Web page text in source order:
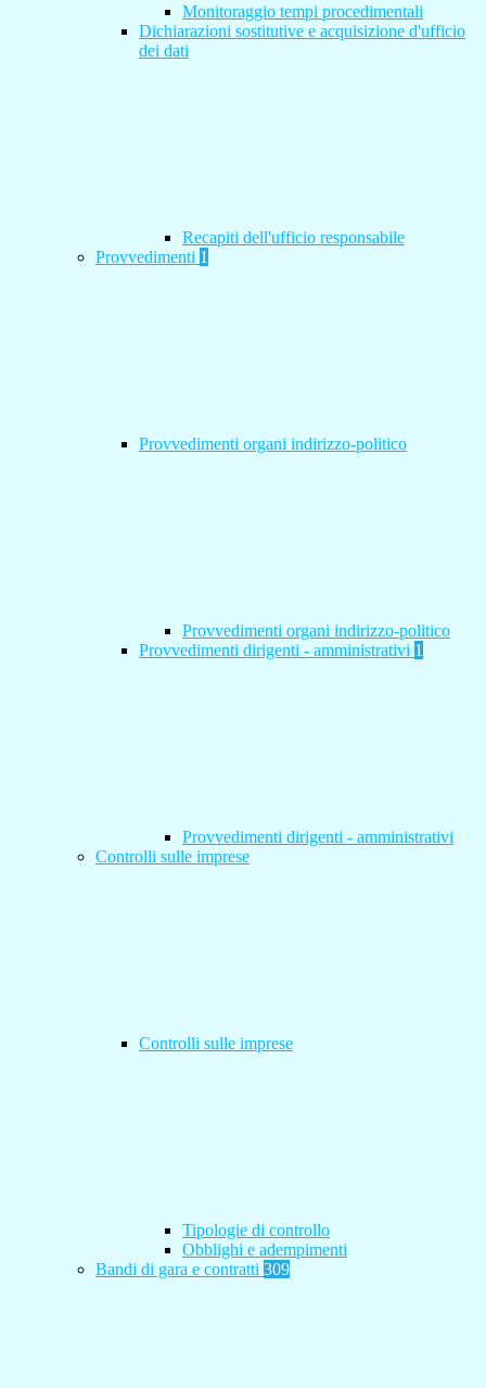
Monitoraggio tempi procedimentali
Dichiarazioni sostitutive e acquisizione d'ufficio
dei dati
Recapiti dell'ufficio responsabile
Provvedimenti 1
Provvedimenti organi indirizzo-politico
Provvedimenti organi indirizzo-politico
Provvedimenti dirigenti - amministrativi 1
Provvedimenti dirigenti - amministrativi
Controlli sulle imprese
Controlli sulle imprese
Tipologie di controllo
Obblighi e adempimenti
Bandi di gara e contratti 309